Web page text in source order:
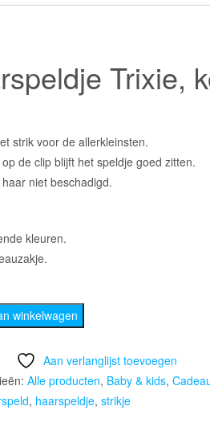
Trixie,
strik voor de allerkleinsten.
de clip blijft het speldje goed zitten.
niet beschadigd.
kleuren.
winkelwagen
Aan verlanglijst toevoegen
Alle producten, Baby & kids,
, haarspeldje, strikje